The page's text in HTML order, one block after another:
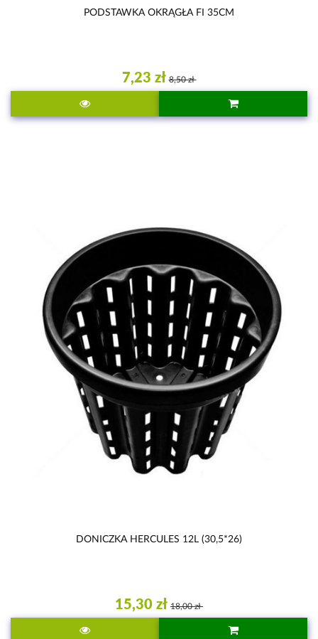
PODSTAWKA OKRĄGŁA FI 35CM
7,23 zł 8,50 zł
DONICZKA HERCULES 12L (30,5*26)
15,30 zł 18,00 zł